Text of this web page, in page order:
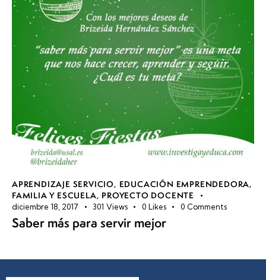
APRENDIZAJE SERVICIO, EDUCACIÓN EMPRENDEDORA,
FAMILIA Y ESCUELA, PROYECTO DOCENTE
diciembre 18, 2017 301 Views 0 Likes 0 Comments
Saber más para servir mejor